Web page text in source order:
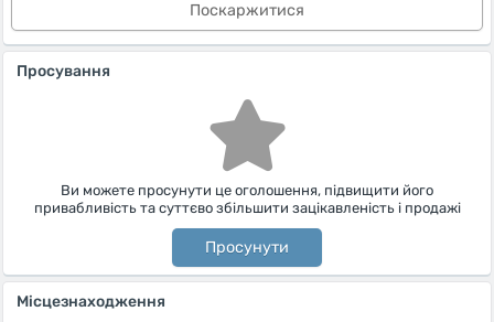
Поскаржитися
Просування
Ви можете просунути це оголошення, підвищити його
привабливість та суттєво збільшити зацікавленість і продажі
Просунути
Місцезнаходження